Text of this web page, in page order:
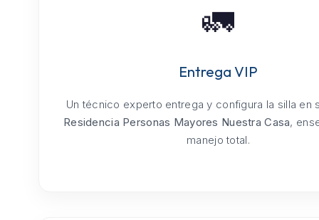
🚛
Entrega VIP
Un técnico experto entrega y configura la silla en
Residencia Personas Mayores Nuestra Casa,
manejo total.